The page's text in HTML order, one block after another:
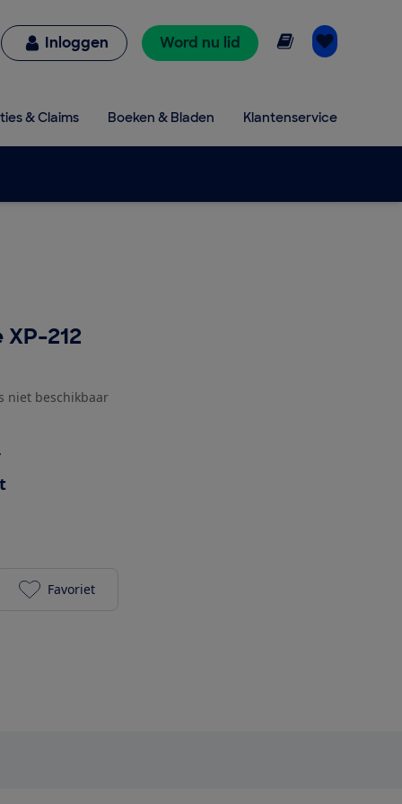
Inloggen Word nu lid Online lezen
& Claims Boeken & Bladen Klantenservice
212
niet beschikbaar
Epson Expression Home XP-212 toevoegen aan je
Favoriet